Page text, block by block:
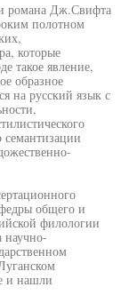
и романа Дж.Свифта
полотном
которые
такое явление,
образное
на русский язык с
семантизации
общего и
филологии
научно-
и нашли